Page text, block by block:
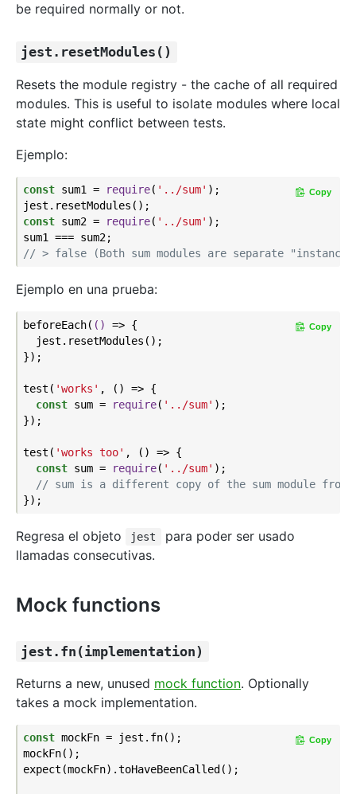
be required normally or not.
jest.resetModules()
Resets the module registry - the cache of all required
modules. This is useful to isolate modules where local
state might conflict between tests.
Ejemplo:
const sum1 = require( '../sum' );
const sum2 = require( '../sum' );
// > false (Both sum modules are separate
Copy
Ejemplo en una prueba:
beforeEach( () => {
  jest.resetModules();
});
test( 'works' , () => {
const sum = require( '../sum' );
});
test( 'works too' , () => {
const sum = require( '../sum' );
// sum is a different copy of the sum module
Copy
Regresa el objeto jest
para poder ser usado
llamadas consecutivas.
Mock functions
jest.fn(implementation)
Returns a new, unused mock function. Optionally
takes a mock implementation.
const mockFn = jest.fn();
mockFn();
expect(mockFn).toHaveBeenCalled();
Copy